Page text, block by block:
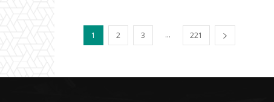
1 2 3 ... 221